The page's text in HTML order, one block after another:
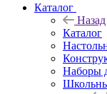
Каталог
Назад
Каталог
Наборы